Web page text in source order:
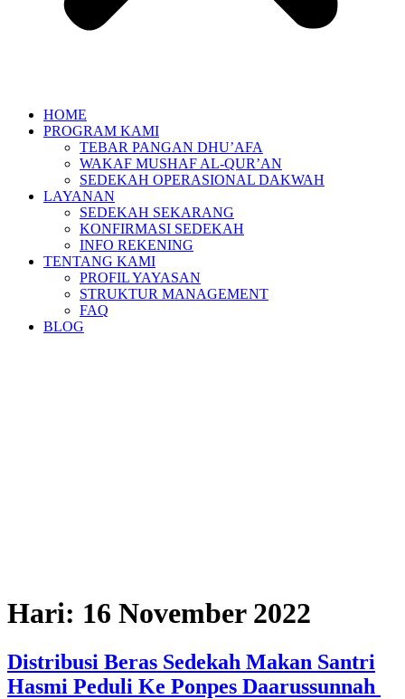
HOME
PROGRAM KAMI
TEBAR PANGAN DHU’AFA
WAKAF MUSHAF AL-QUR’AN
SEDEKAH OPERASIONAL DAKWAH
LAYANAN
SEDEKAH SEKARANG
KONFIRMASI SEDEKAH
INFO REKENING
TENTANG KAMI
PROFIL YAYASAN
STRUKTUR MANAGEMENT
FAQ
BLOG
Hari: 16 November 2022
Distribusi Beras Sedekah Makan Santri
Hasmi Peduli Ke Ponpes Daarussunnah